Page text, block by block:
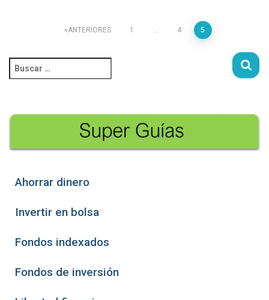
ANTERIORES 1 4 5
Ahorrar dinero
Invertir en bolsa
Fondos indexados
Fondos de inversión